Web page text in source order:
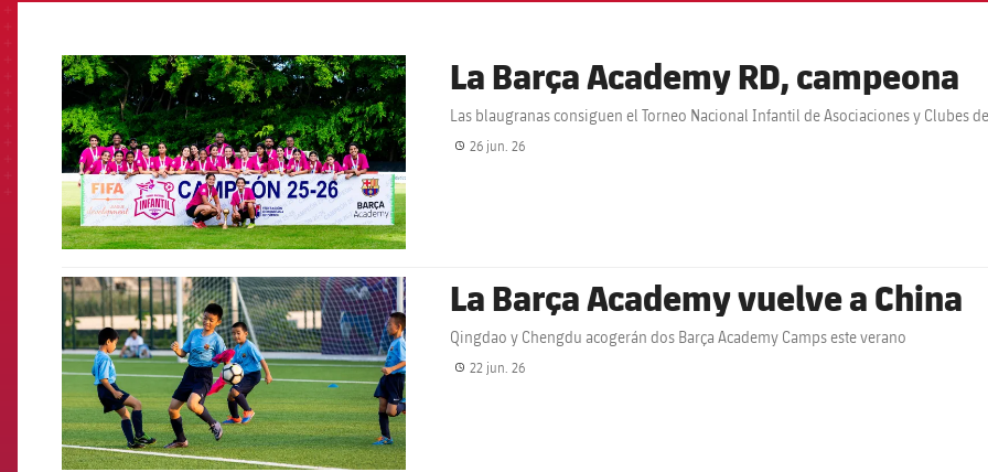
FCB Barcelona badge La Barça Academy RD, campeona
Las blaugranas consiguen el Torneo Nacional Infantil de Asociaciones y Clubes
label.share.clock
26 jun. 26
FCB Barcelona badge La Barça Academy vuelve a China
Qingdao y Chengdu acogerán dos Barça Academy Camps este verano
label.share.clock
22 jun. 26